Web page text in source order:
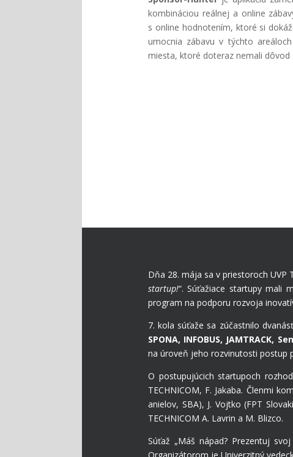
kombináciou reálnej a online
s online hodnotením, ktoré si
umocnia zábavu v týchto
miesta, ktoré doteraz nemali dôvod
Dňa 28. mája sa v priestoroch UVP
startup!“. Súťažiace startupy mali
program na podporu rozvoja
7. kola súťaže sa zúčastnilo
SPONA, INFOBUS, JAMTRACK,
na úroveň jeho rozvinutosti postup
O postupujúcich startupoch
TECHNICOM, F. Jakaba. Členmi
anielov, SBA), J. Vojtko (FPT
TECHNICOM A. Lavrin a M. Blizco.
Súťaž „Máš nápad? Prezentuj